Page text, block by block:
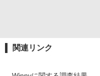
関連リンク